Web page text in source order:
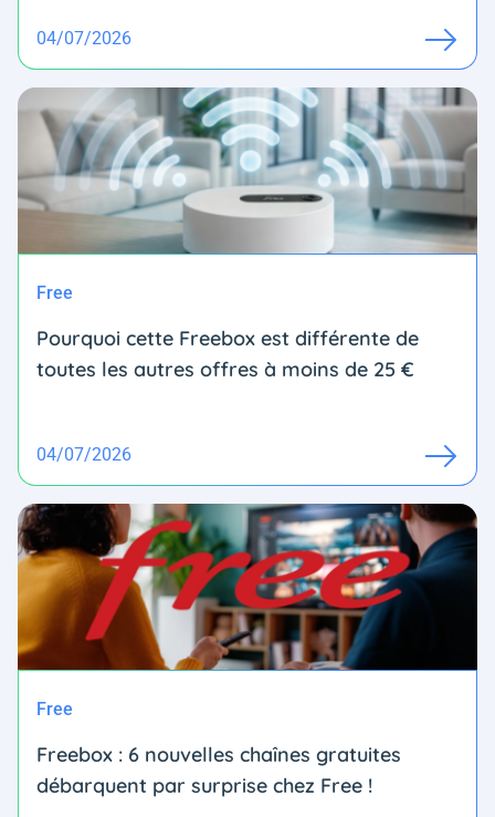
04/07/2026
Free
Pourquoi cette Freebox est différente de
toutes les autres offres à moins de 25 €
04/07/2026
Free
Freebox : 6 nouvelles chaînes gratuites
débarquent par surprise chez Free !